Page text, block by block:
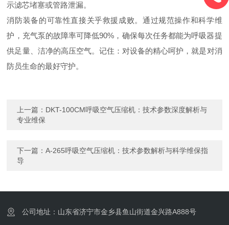
示滤芯堵塞或管路泄漏。
消防装备的可靠性直接关乎救援成败。通过规范操作和科学维
护，充气泵的故障率可降低90%，确保每次任务都能为呼吸器提
供足量、洁净的高压空气。记住：对设备的精心呵护，就是对消
防员生命的最好守护。
上一篇： DKT-100CM呼吸空气压缩机：技术参数深度解析与
专业维保
下一篇：A-265呼吸空气压缩机：技术参数解析与科学维保指
导
公司地址：山东省济宁市金乡县鱼山街道金兴路A888号